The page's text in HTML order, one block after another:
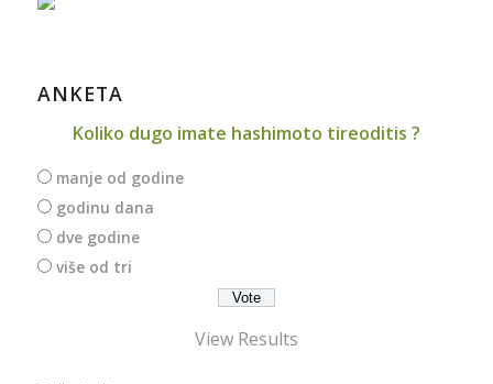
ANKETA
Koliko dugo imate hashimoto tireoditis ?
manje od godine
godinu dana
dve godine
više od tri
View Results